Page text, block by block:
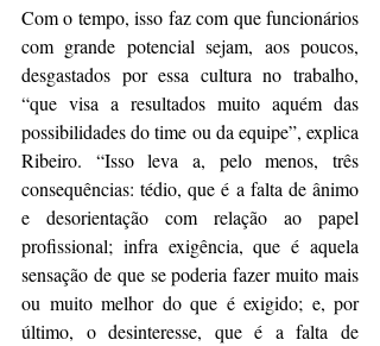
Com o tempo, isso faz com que funcionários
com grande potencial sejam, aos poucos,
desgastados por essa cultura no trabalho,
“que visa a resultados muito aquém das
possibilidades do time ou da equipe”, explica
Ribeiro. “Isso leva a, pelo menos, três
consequências: tédio, que é a falta de ânimo
e desorientação com relação ao papel
profissional; infra exigência, que é aquela
sensação de que se poderia fazer muito mais
ou muito melhor do que é exigido; e, por
último, o desinteresse, que é a falta de